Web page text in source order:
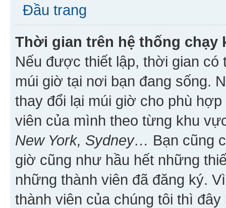
Đầu trang
Thời gian trên hệ thống chạy
Nếu được thiết lập, thời gian
múi giờ tại nơi bạn đang sống.
thay đổi lại múi giờ cho phù
viên của mình theo từng khu
New York, Sydney… Bạn cũng
giờ cũng như hầu hết những
những thành viên đã đăng ký.
thành viên của chúng tôi thì